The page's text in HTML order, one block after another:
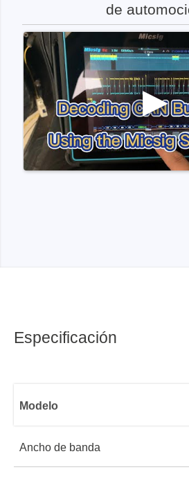
de
Especificación
Modelo
Ancho de banda